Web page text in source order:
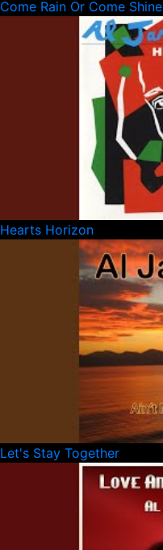
Come Rain Or Come Shine
Hearts Horizon
Let's Stay Together